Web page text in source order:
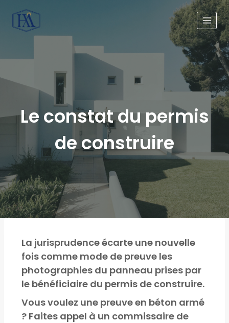
Le constat du permis
de construire
La jurisprudence écarte une nouvelle
fois comme mode de preuve les
photographies du panneau prises par
le bénéficiaire du permis de construire.
Vous voulez une preuve en béton armé
? Faites appel à un commissaire de